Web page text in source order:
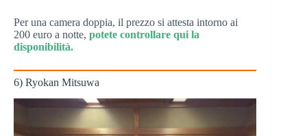
Per una camera doppia, il prezzo si attesta intorno ai
200 euro a notte, potete controllare qui la
disponibilità.
6) Ryokan Mitsuwa